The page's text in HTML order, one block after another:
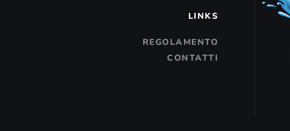
LINKS
REGOLAMENTO
CONTATTI